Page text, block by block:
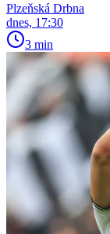
Plzeňská Drbna
dnes, 17:30
3 min